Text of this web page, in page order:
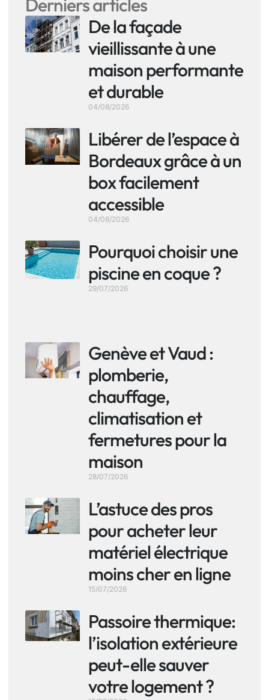
Derniers articles
De la façade
vieillissante à une
maison performante
et durable
04/08/2026
Libérer de l’espace à
Bordeaux grâce à un
box facilement
accessible
04/08/2026
Pourquoi choisir une
piscine en coque ?
29/07/2026
Genève et Vaud :
plomberie,
chauffage,
climatisation et
fermetures pour la
maison
28/07/2026
L’astuce des pros
pour acheter leur
matériel électrique
moins cher en ligne
15/07/2026
Passoire thermique:
l’isolation extérieure
peut-elle sauver
votre logement ?